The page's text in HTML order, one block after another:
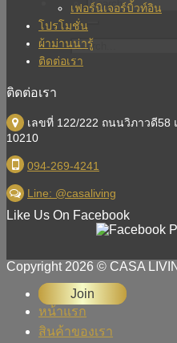
เฟอร์นิเจอร์บิ้วท์อิน
โปรโมชั่น
ผ้าม่านน่ารู้
ติดต่อเรา
ติดต่อเรา
เลขที่ 122/222 ถนนวิภาวดี58
10210
094-269-4241
Line: @casaliving
Like Us On Facebook
Copyright 2026 © CASA
Join
หน้าแรก
สินค้าของเรา